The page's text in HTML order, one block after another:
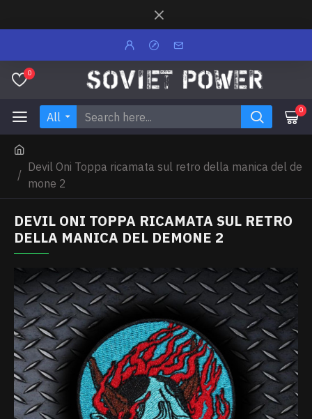
0
All 0
Devil Oni Toppa ricamata sul retro della manica del de
mone 2
DEVIL ONI TOPPA RICAMATA SUL RETRO
DELLA MANICA DEL DEMONE 2